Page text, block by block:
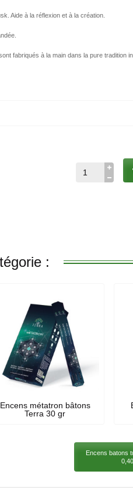
Aide à la réflexion et à la création.
fabriqués à la main dans la pure tradition
:
Encens métatron bâtons
Terra 30 gr
Encens batons